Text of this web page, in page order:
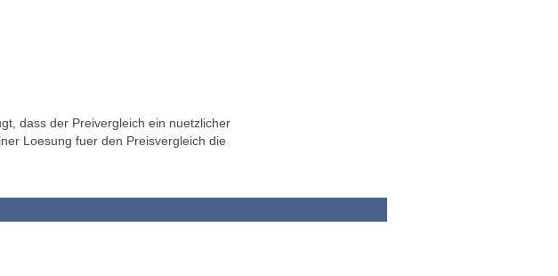
dass der Preivergleich ein nuetzlicher
Loesung fuer den Preisvergleich die